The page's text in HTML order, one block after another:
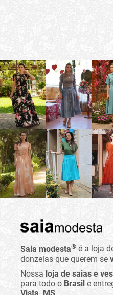
Saia modesta® é a loja
donzelas que querem se
Nossa loja de saias e
para todo o Brasil e
Vista, MS.